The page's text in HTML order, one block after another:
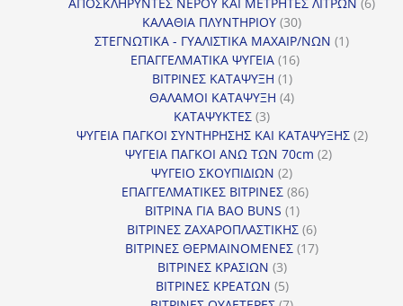
ΚΑΛΑΘΙΑ ΠΛΥΝΤΗΡΙΟΥ 3030
προϊόντα
ΣΤΕΓΝΩΤΙΚΑ - ΓΥΑΛΙΣΤΙΚΑ ΜΑΧΑΙΡ/ΝΩΝ 11
ΕΠΑΓΓΕΛΜΑΤΙΚΑ ΨΥΓΕΙΑ 1616
ΒΙΤΡΙΝΕΣ ΚΑΤΑΨΥΞΗ 11
προϊόν
ΘΑΛΑΜΟΙ ΚΑΤΑΨΥΞΗ 44
ΚΑΤΑΨΥΚΤΕΣ 33
προϊόντα
ΨΥΓΕΙΑ ΠΑΓΚΟΙ ΣΥΝΤΗΡΗΣΗΣ ΚΑΙ ΚΑΤΑΨΥΞΗΣ 22
ΨΥΓΕΙΑ ΠΑΓΚΟΙ ΑΝΩ ΤΩΝ 70cm 22
ΨΥΓΕΙΟ ΣΚΟΥΠΙΔΙΩΝ 22
προϊόντα
ΕΠΑΓΓΕΛΜΑΤΙΚΕΣ ΒΙΤΡΙΝΕΣ 8686
ΒΙΤΡΙΝΑ ΓΙΑ BAO BUNS 11
προϊόν
ΒΙΤΡΙΝΕΣ ΖΑΧΑΡΟΠΛΑΣΤΙΚΗΣ 66
προϊόντα
ΒΙΤΡΙΝΕΣ ΘΕΡΜΑΙΝΟΜΕΝΕΣ 1717
ΒΙΤΡΙΝΕΣ ΚΡΑΣΙΩΝ 33
προϊόντα
ΒΙΤΡΙΝΕΣ ΚΡΕΑΤΩΝ 55